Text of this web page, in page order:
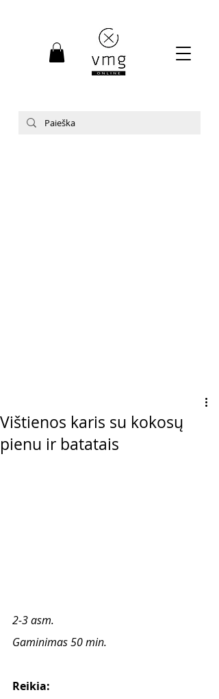
Vištienos karis su kokosų
pienu ir batatais
2-3 asm.
Gaminimas 50 min.
Reikia: